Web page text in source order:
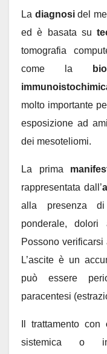
La diagnosidel
ed è basata su
tomografia
come la
molto importante
esposizione ad
dei mesoteliomi.
La prima
rappresentata dall’
alla presenza
ponderale, dolori
Possono
L’ascite è un
può essere
paracentesi
Il trattamento con
sistemica o